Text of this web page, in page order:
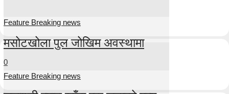
Feature Breaking news
मसोटखोला पुल जोखिम अवस्थामा
0
Feature Breaking news